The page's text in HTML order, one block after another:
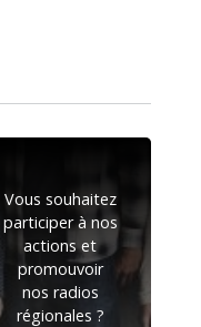
Vous souhaitez
participer à nos
actions et
promouvoir
nos radios
régionales ?